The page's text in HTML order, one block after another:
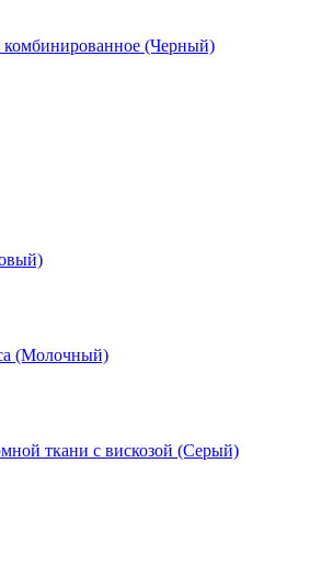
комбинированное (Черный)
(Молочный)
ткани с вискозой (Серый)